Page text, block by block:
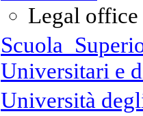
Legal
Scuola
Universitari e
Università